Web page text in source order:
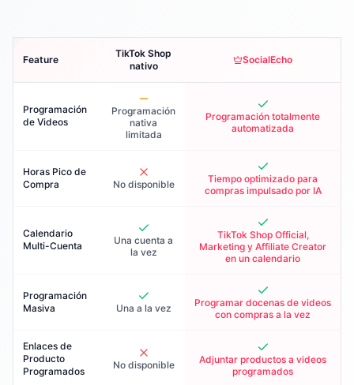
Feature
TikTok Shop
nativo
SocialEcho
Programación
de Videos
Programación
nativa
limitada
Programación totalmente
automatizada
Horas Pico de
Compra
No disponible
Tiempo optimizado para
compras impulsado por IA
Calendario
Multi-Cuenta
Una cuenta a
la vez
TikTok Shop Official,
Marketing y Affiliate Creator
en un calendario
Programación
Masiva
Una a la vez
Programar docenas de videos
con compras a la vez
Enlaces de
Producto
Programados
No disponible
Adjuntar productos a videos
programados